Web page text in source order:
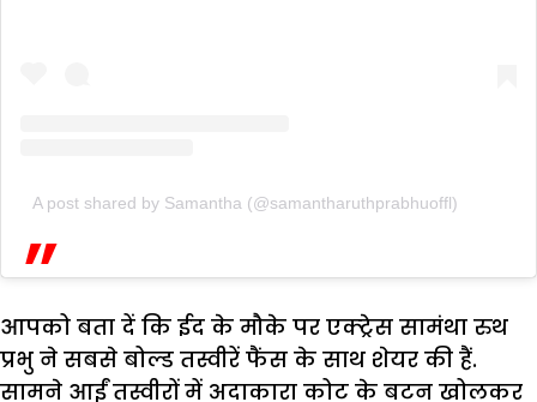
A post shared by Samantha (@samantharuthprabhuoffl)
आपको बता दें कि ईद के मौके पर एक्ट्रेस सामंथा रुथ
प्रभु ने सबसे बोल्ड तस्वीरें फैंस के साथ शेयर की हैं.
सामने आईं तस्वीरों में अदाकारा कोट के बटन खोलकर